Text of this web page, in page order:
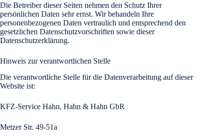
Die Betreiber dieser Seiten nehmen den Schutz Ihrer
persönlichen Daten sehr ernst. Wir behandeln Ihre
personenbezogenen Daten vertraulich und entsprechend den
gesetzlichen Datenschutzvorschriften sowie dieser
Datenschutzerklärung.
Hinweis zur verantwortlichen Stelle
Die verantwortliche Stelle für die Datenverarbeitung auf dieser
Website ist:
KFZ-Service Hahn, Hahn & Hahn GbR
Metzer Str. 49-51a